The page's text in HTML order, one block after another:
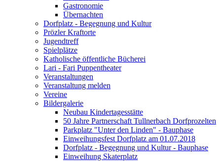
Gastronomie
Übernachten
Dorfplatz - Begegnung und Kultur
Prözler Kraftorte
Jugendtreff
Spielplätze
Katholische öffentliche Bücherei
Lari - Fari Puppentheater
Veranstaltungen
Veranstaltung melden
Vereine
Bildergalerie
Neubau Kindertagesstätte
50 Jahre Partnerschaft Tullnerbach Dorfprozelten
Parkplatz "Unter den Linden" - Bauphase
Einweihungsfest Dorfplatz am 01.07.2018
Dorfplatz - Begegnung und Kultur - Bauphase
Einweihung Skaterplatz